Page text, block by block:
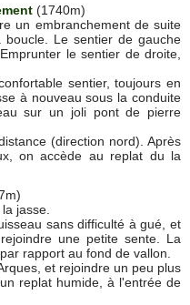
(1740m)
un embranchement de suite
Le sentier de gauche
le sentier de droite,
sentier, toujours en
à nouveau sous la conduite
sur un joli pont de pierre
(direction nord). Après
on accède au replat du la
jasse.
sans difficulté à gué, et
une petite sente. La
rapport au fond de vallon.
et rejoindre un peu plus
replat humide, à l'entrée de